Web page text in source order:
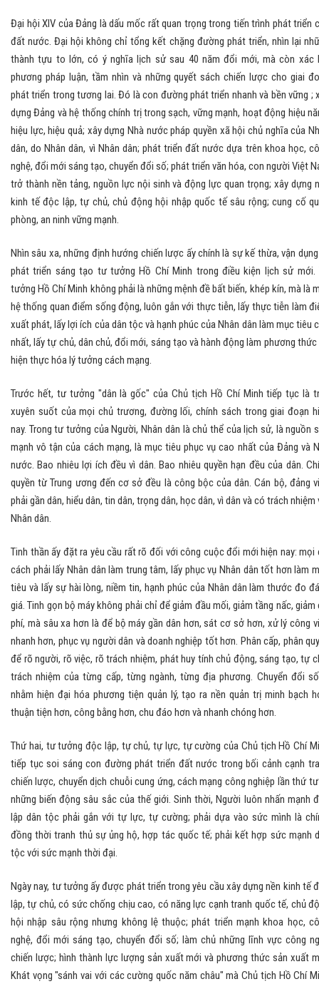
Đại hội XIV của Đảng là dấu mốc rất quan trọng trong tiến trình phát triển
đất nước. Đại hội không chỉ tổng kết chặng đường phát triển, nhìn lại
thành tựu to lớn, có ý nghĩa lịch sử sau 40 năm đổi mới, mà còn xác
phương pháp luận, tầm nhìn và những quyết sách chiến lược cho giai
phát triển trong tương lai. Đó là con đường phát triển nhanh và bền vững ;
dựng Đảng và hệ thống chính trị trong sạch, vững mạnh, hoạt động hiệu
hiệu lực, hiệu quả; xây dựng Nhà nước pháp quyền xã hội chủ nghĩa của
dân, do Nhân dân, vì Nhân dân; phát triển đất nước dựa trên khoa học,
nghệ, đổi mới sáng tạo, chuyển đổi số; phát triển văn hóa, con người Việt
trở thành nền tảng, nguồn lực nội sinh và động lực quan trọng; xây dựng
kinh tế độc lập, tự chủ, chủ động hội nhập quốc tế sâu rộng; cung cố
phòng, an ninh vững mạnh.
Nhìn sâu xa, những định hướng chiến lược ấy chính là sự kế thừa, vận
phát triển sáng tạo tư tưởng Hồ Chí Minh trong điều kiện lịch sử mới.
tưởng Hồ Chí Minh không phải là những mệnh đề bất biến, khép kín, mà là
hệ thống quan điểm sống động, luôn gắn với thực tiễn, lấy thực tiễn làm
xuất phát, lấy lợi ích của dân tộc và hạnh phúc của Nhân dân làm mục tiêu
nhất, lấy tự chủ, dân chủ, đổi mới, sáng tạo và hành động làm phương thức
hiện thực hóa lý tưởng cách mạng.
Trước hết, tư tưởng "dân là gốc" của Chủ tịch Hồ Chí Minh tiếp tục là
xuyên suốt của mọi chủ trương, đường lối, chính sách trong giai đoạn
nay. Trong tư tưởng của Người, Nhân dân là chủ thể của lịch sử, là nguồn
mạnh vô tận của cách mạng, là mục tiêu phục vụ cao nhất của Đảng và
nước. Bao nhiêu lợi ích đều vì dân. Bao nhiêu quyền hạn đều của dân.
quyền từ Trung ương đến cơ sở đều là công bộc của dân. Cán bộ, đảng
phải gần dân, hiểu dân, tin dân, trọng dân, học dân, vì dân và có trách nhiệm
Nhân dân.
Tinh thần ấy đặt ra yêu cầu rất rõ đối với công cuộc đổi mới hiện nay: mọi
cách phải lấy Nhân dân làm trung tâm, lấy phục vụ Nhân dân tốt hơn làm
tiêu và lấy sự hài lòng, niềm tin, hạnh phúc của Nhân dân làm thước đo
giá. Tinh gọn bộ máy không phải chỉ để giảm đầu mối, giảm tầng nấc, giảm
phí, mà sâu xa hơn là để bộ máy gần dân hơn, sát cơ sở hơn, xử lý công
nhanh hơn, phục vụ người dân và doanh nghiệp tốt hơn. Phân cấp, phân
để rõ người, rõ việc, rõ trách nhiệm, phát huy tính chủ động, sáng tạo, tự
trách nhiệm của từng cấp, từng ngành, từng địa phương. Chuyển đổi
nhằm hiện đại hóa phương tiện quản lý, tạo ra nền quản trị minh bạch
thuận tiện hơn, công bằng hơn, chu đáo hơn và nhanh chóng hơn.
Thứ hai, tư tưởng độc lập, tự chủ, tự lực, tự cường của Chủ tịch Hồ Chí
tiếp tục soi sáng con đường phát triển đất nước trong bối cảnh cạnh
chiến lược, chuyển dịch chuỗi cung ứng, cách mạng công nghiệp lần thứ
những biến động sâu sắc của thế giới. Sinh thời, Người luôn nhấn mạnh
lập dân tộc phải gắn với tự lực, tự cường; phải dựa vào sức mình là
đồng thời tranh thủ sự ủng hộ, hợp tác quốc tế; phải kết hợp sức mạnh
tộc với sức mạnh thời đại.
Ngày nay, tư tưởng ấy được phát triển trong yêu cầu xây dựng nền kinh tế
lập, tự chủ, có sức chống chịu cao, có năng lực cạnh tranh quốc tế, chủ
hội nhập sâu rộng nhưng không lệ thuộc; phát triển mạnh khoa học,
nghệ, đổi mới sáng tạo, chuyển đổi số; làm chủ những lĩnh vực công
chiến lược; hình thành lực lượng sản xuất mới và phương thức sản xuất
Khát vọng "sánh vai với các cường quốc năm châu" mà Chủ tịch Hồ Chí